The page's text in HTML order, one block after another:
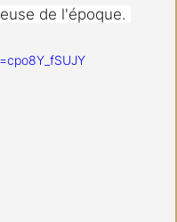
de l'époque.